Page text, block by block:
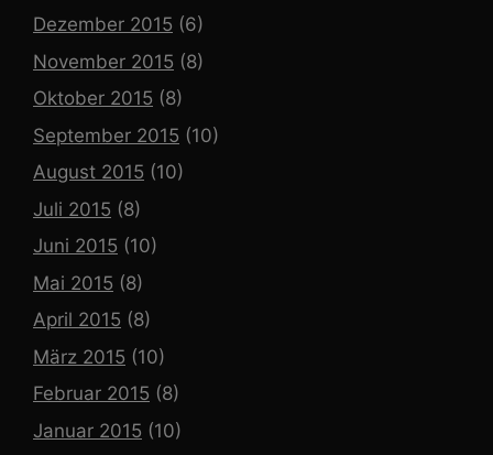
Dezember 2015 (6)
November 2015 (8)
Oktober 2015 (8)
September 2015 (10)
August 2015 (10)
Juli 2015 (8)
Juni 2015 (10)
Mai 2015 (8)
April 2015 (8)
März 2015 (10)
Februar 2015 (8)
Januar 2015 (10)